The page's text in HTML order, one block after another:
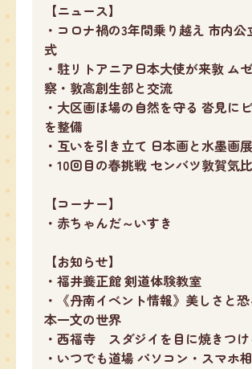
【ニュース】
・コロナ禍の3年間乗り越え 市内
式
・駐リトアニア日本大使が来敦 ム
察・敦高創生部と交流
・大区画ほ場の自然を守る 沓見に
を整備
・互いを引き立て 日本画と水墨画展
・10回目の春挑戦 センバツ敦賀気
【コーナー】
・赤ちゃんだ～いすき
【お知らせ】
・福井養正館 剣道体験教室
・《丹南イベント情報》美しさと
本一文の世界
・西福寺 スダジイを目に焼きつ
・いつでも道場 パソコン・スマホ